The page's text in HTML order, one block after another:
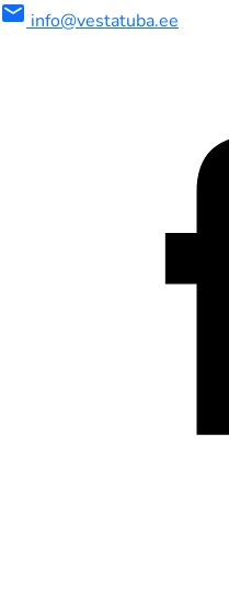
mail info@vestatuba.ee